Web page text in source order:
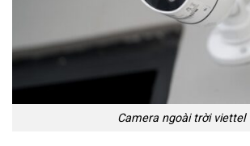
Camera ngoài trời viettel